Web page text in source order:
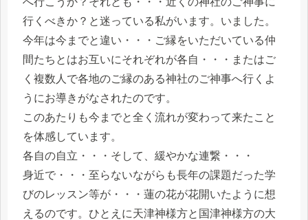
行くべきか？と迷っている私がいます。いました。
今年は今までと違い・・・ご縁をいただいている仲
間たちとはお互いにそれぞれが各自・・・またはご
く複数人で各地のご縁のある神社のご神事へ行くよ
うにお導きがなされたのです。
このあたりも今までと全く流れが変わって来たこと
を体感しています。
各自の自立・・・そして、緩やかな連繋・・・
身近で・・・至らないながらも長年の課題だった学
びのレッスン等が・・・蓮の花が花開いたように想
えるのです。ひとえに天津神様方と国津神様方の大